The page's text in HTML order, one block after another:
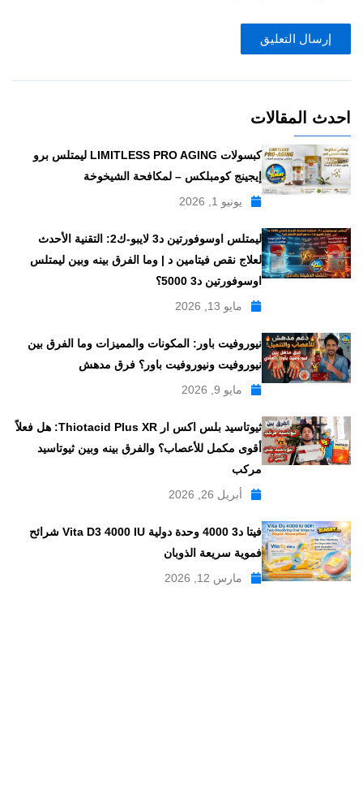
احدث المقالات
كبسولات LIMITLESS PRO AGING ليمتلس برو
إيجينج كومبلكس – لمكافحة الشيخوخة
يونيو 1, 2026
ليمتلس اوسوفورتين د3 لايبو-ك2: التقنية الأحدث
لعلاج نقص فيتامين د | وما الفرق بينه وبين ليمتلس
اوسوفورتين د3 5000؟
مايو 13, 2026
نيوروفيت باور: المكونات والمميزات وما الفرق بين
نيوروفيت ونيوروفيت باور؟ فرق مدهش
مايو 9, 2026
ثيوتاسيد بلس اكس ار Thiotacid Plus XR: هل فعلاً
أقوى مكمل للأعصاب؟ والفرق بينه وبين ثيوتاسيد
مركب
أبريل 26, 2026
فيتا د3 4000 وحدة دولية Vita D3 4000 IU شرائح
فموية سريعة الذوبان
مارس 12, 2026